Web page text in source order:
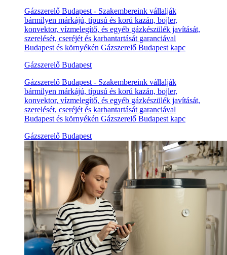
Gázszerelő Budapest - Szakembereink vállalják
bármilyen márkájú, típusú és korú kazán, bojler,
konvektor, vízmelegítő, és egyéb gázkészülék javítását,
szerelését, cseréjét és karbantartását garanciával
Budapest és környékén Gázszerelő Budapest kapc
Gázszerelő Budapest
Gázszerelő Budapest - Szakembereink vállalják
bármilyen márkájú, típusú és korú kazán, bojler,
konvektor, vízmelegítő, és egyéb gázkészülék javítását,
szerelését, cseréjét és karbantartását garanciával
Budapest és környékén Gázszerelő Budapest kapc
Gázszerelő Budapest